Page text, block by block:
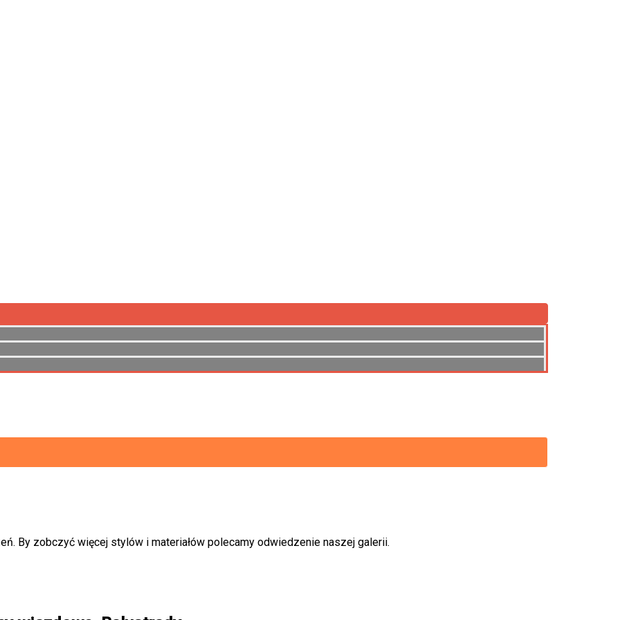
Panelowe 3D 2D Panele Ogrodzeniowe
MODUŁOWE, GOTOWE, STALOWE.
PALISADOWE, OGRODZENIA BETONOWE, SYSTEMOWE, SIATKOWE, MODUŁOWE, METALOWE, ALUMINIOWE, KUTE,
DO BRAM PRZESUWNYCH I OTWIERANYCH.
ogrodzenia betonowe, systemowe, siatkowe, modułowe, metalowe, aluminiowe, kute, śrutowane.
do bram przesuwnych i otwieranych.
By zobczyć więcej stylów i materiałów polecamy odwiedzenie naszej galerii.